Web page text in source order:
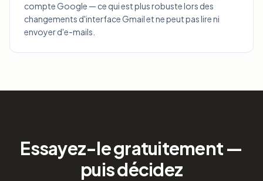
compte Google — ce qui est plus robuste lors des
changements d'interface Gmail et ne peut pas lire ni
envoyer d'e-mails.
Essayez-le gratuitement —
puis décidez